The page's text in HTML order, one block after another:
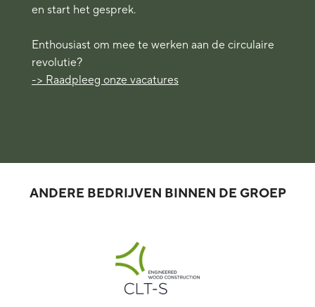
en start het gesprek.
Enthousiast om mee te werken aan de circulaire
revolutie?
-> Raadpleeg onze vacatures
ANDERE BEDRIJVEN BINNEN DE GROEP